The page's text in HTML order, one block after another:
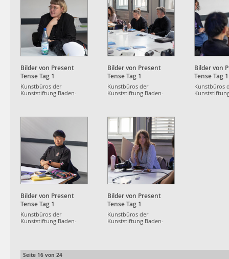
Bilder von Present
Tense Tag 1
Kunstbüros der
Kunststiftung Baden-
Bilder von Present
Tense Tag 1
Kunstbüros der
Kunststiftung Baden-
Bilder von
Tense Tag 1
Kunstbüros
Bilder von Present
Tense Tag 1
Kunstbüros der
Kunststiftung Baden-
Bilder von Present
Tense Tag 1
Kunstbüros der
Kunststiftung Baden-
Seite 16 von 24